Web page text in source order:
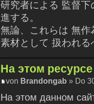
研究者による 監督
進する。
無論、これらは 無
素材として 扱われる
На этом
von Brandongab » Do
На этом данном